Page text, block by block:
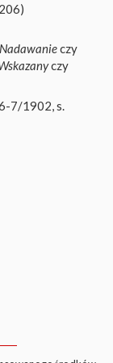
Nadawanieczy
czy
7/1902, s.